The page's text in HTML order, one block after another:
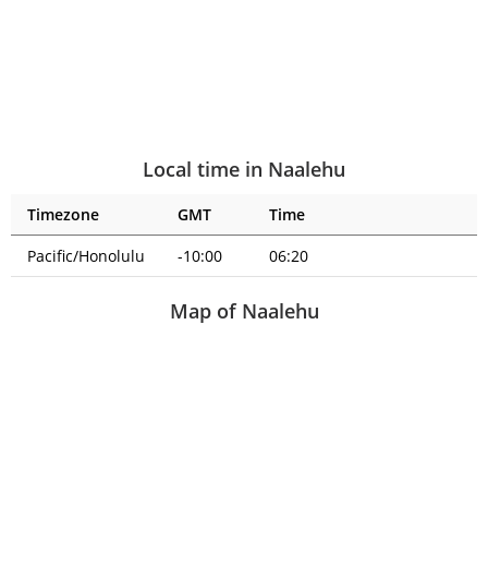
Local time in Naalehu
Timezone GMT
Time
Pacific/Honolulu
-10:00 06:20
Map of Naalehu